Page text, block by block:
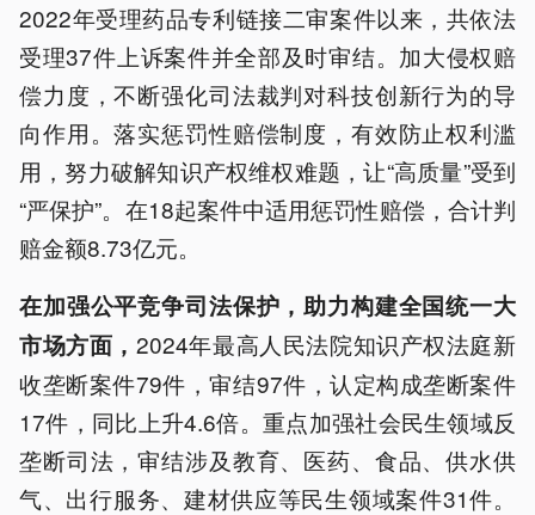
2022年受理药品专利链接二审案件以来，共依法
受理37件上诉案件并全部及时审结。加大侵权赔
偿力度，不断强化司法裁判对科技创新行为的导
向作用。落实惩罚性赔偿制度，有效防止权利滥
用，努力破解知识产权维权难题，让“高质量”受到
“严保护”。在18起案件中适用惩罚性赔偿，合计判
赔金额8.73亿元。
在加强公平竞争司法保护，助力构建全国统一大
市场方面， 2024年最高人民法院知识产权法庭新
收垄断案件79件，审结97件，认定构成垄断案件
17件，同比上升4.6倍。重点加强社会民生领域反
垄断司法，审结涉及教育、医药、食品、供水供
气、出行服务、建材供应等民生领域案件31件。